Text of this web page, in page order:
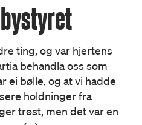
ting, og var hjertens
behandla oss som
ei bølle, og at vi hadde
holdninger fra
trøst, men det var en